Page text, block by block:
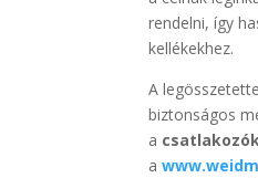
rendelni, így
kellékekhez.
A
biztonságos
a
a